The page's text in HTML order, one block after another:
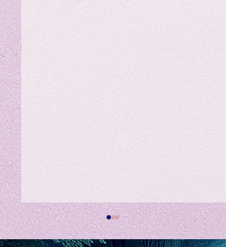
私の能力を、大幅に加速